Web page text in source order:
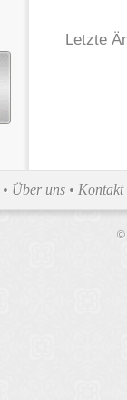
Letzte
• Über uns • Kontakt
©